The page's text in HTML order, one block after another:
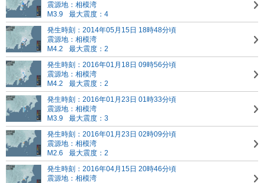
震源地：相模湾
M3.9
最大震度：4
発生時刻：2014年05月15日 18時48分頃
震源地：相模湾
M4.2
最大震度：2
発生時刻：2016年01月18日 09時56分頃
震源地：相模湾
M4.2
最大震度：2
発生時刻：2016年01月23日 01時33分頃
震源地：相模湾
M3.9
最大震度：3
発生時刻：2016年01月23日 02時09分頃
震源地：相模湾
M2.6
最大震度：2
発生時刻：2016年04月15日 20時46分頃
震源地：相模湾